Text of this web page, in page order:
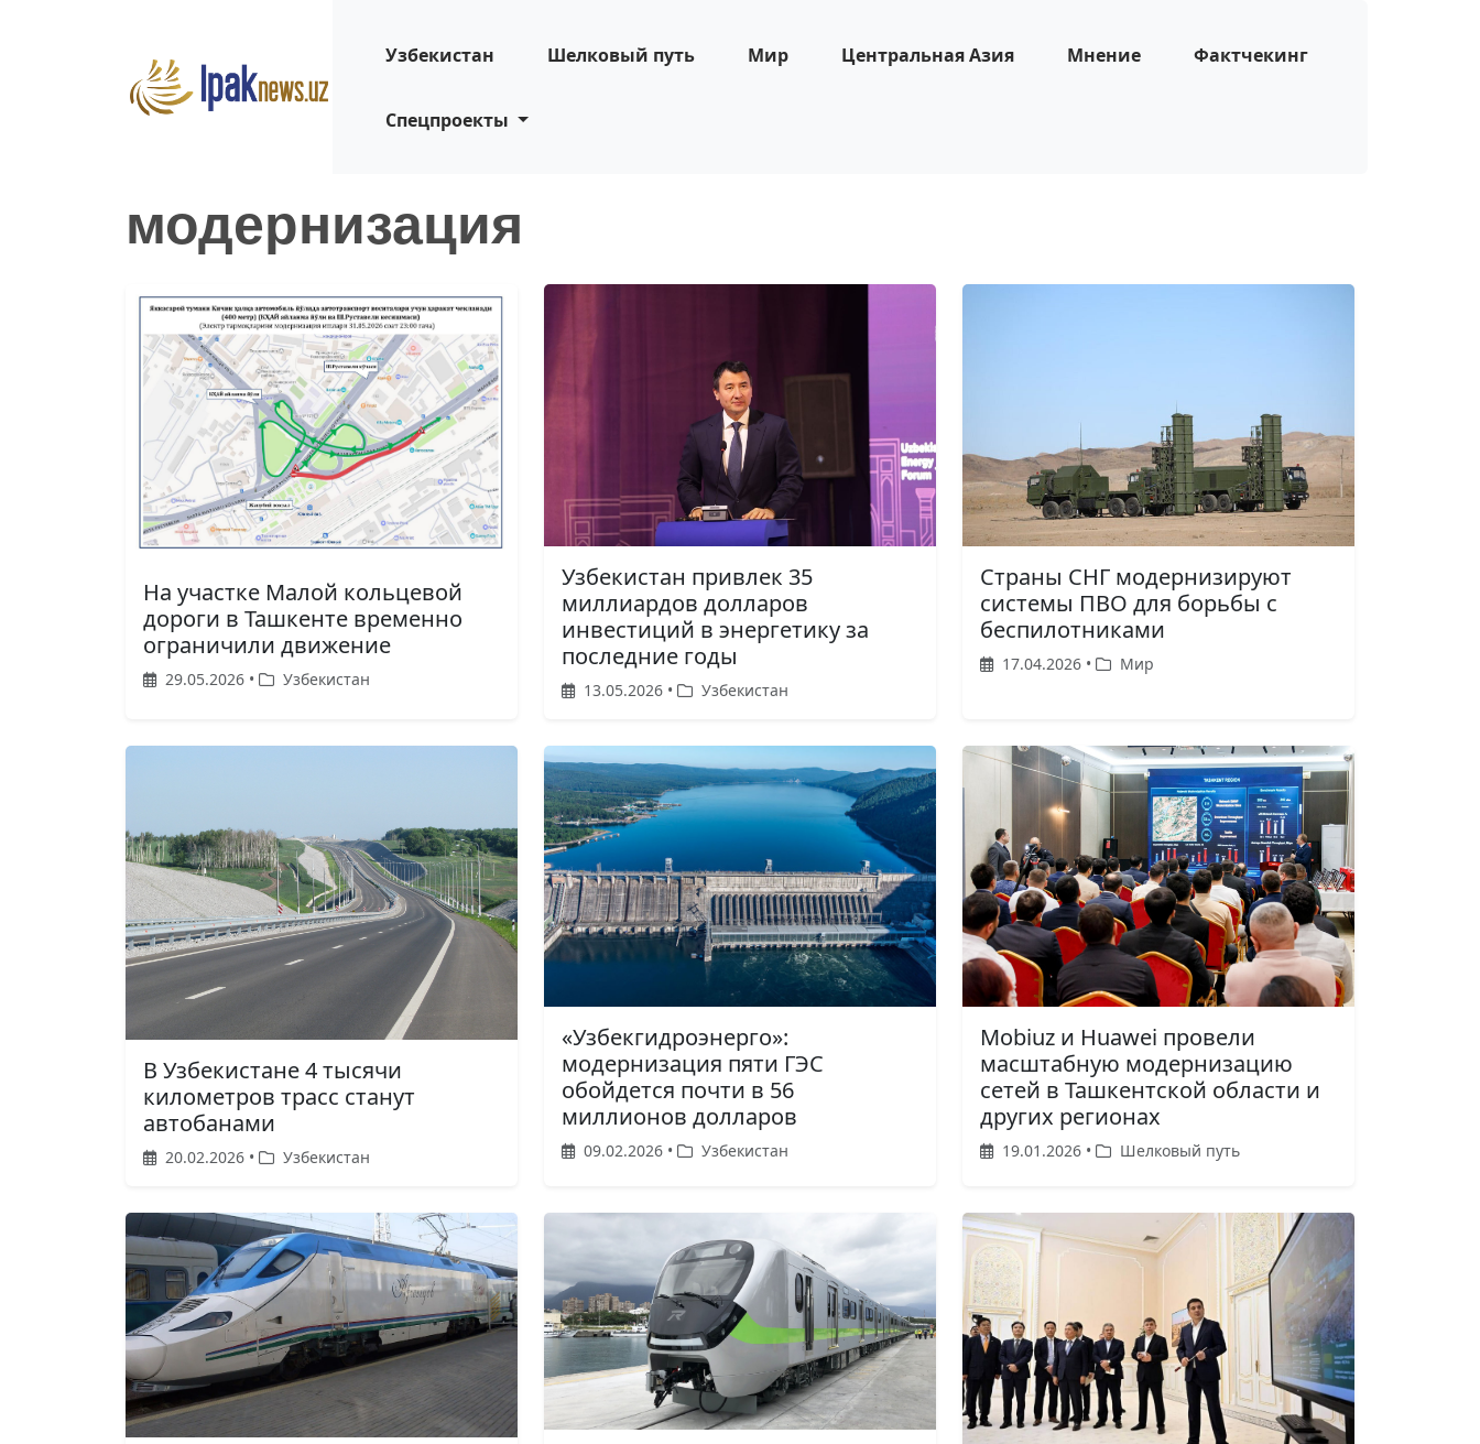
Узбекистан Шелковый путь Мир Центральная Азия Мнение Фактчекинг
Спецпроекты
модернизация
На участке Малой кольцевой
дороги в Ташкенте временно
ограничили движение
29.05.2026 • Узбекистан
Узбекистан привлек 35
миллиардов долларов
инвестиций в энергетику за
последние годы
13.05.2026 • Узбекистан
Страны СНГ модернизируют
системы ПВО для борьбы с
беспилотниками
17.04.2026 • Мир
В Узбекистане 4 тысячи
километров трасс станут
автобанами
20.02.2026 • Узбекистан
«Узбекгидроэнерго»:
модернизация пяти ГЭС
обойдется почти в 56
миллионов долларов
09.02.2026 • Узбекистан
Mobiuz и Huawei провели
масштабную модернизацию
сетей в Ташкентской области и
других регионах
19.01.2026 • Шелковый путь